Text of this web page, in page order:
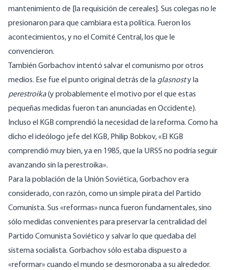
mantenimiento de [la requisición de cereales]. Sus colegas no le
presionaron para que cambiara esta política. Fueron los
acontecimientos, y no el Comité Central, los que le
convencieron.
También Gorbachov intentó salvar el comunismo por otros
medios. Ese fue el punto original detrás de la glasnosty la
perestroika(y probablemente el motivo por el que estas
pequeñas medidas fueron tan anunciadas en Occidente).
Incluso el KGB comprendió la necesidad de la reforma. Como ha
dicho el ideólogo jefe del KGB, Philip Bobkov, «El KGB
comprendió muy bien, ya en 1985, que la URSS no podría seguir
avanzando sin la perestroika».
Para la población de la Unión Soviética, Gorbachov era
considerado, con razón, como un simple pirata del Partido
Comunista. Sus «reformas» nunca fueron fundamentales, sino
sólo medidas convenientes para preservar la centralidad del
Partido Comunista Soviético y salvar lo que quedaba del
sistema socialista. Gorbachov sólo estaba dispuesto a
«reformar» cuando el mundo se desmoronaba a su alrededor.